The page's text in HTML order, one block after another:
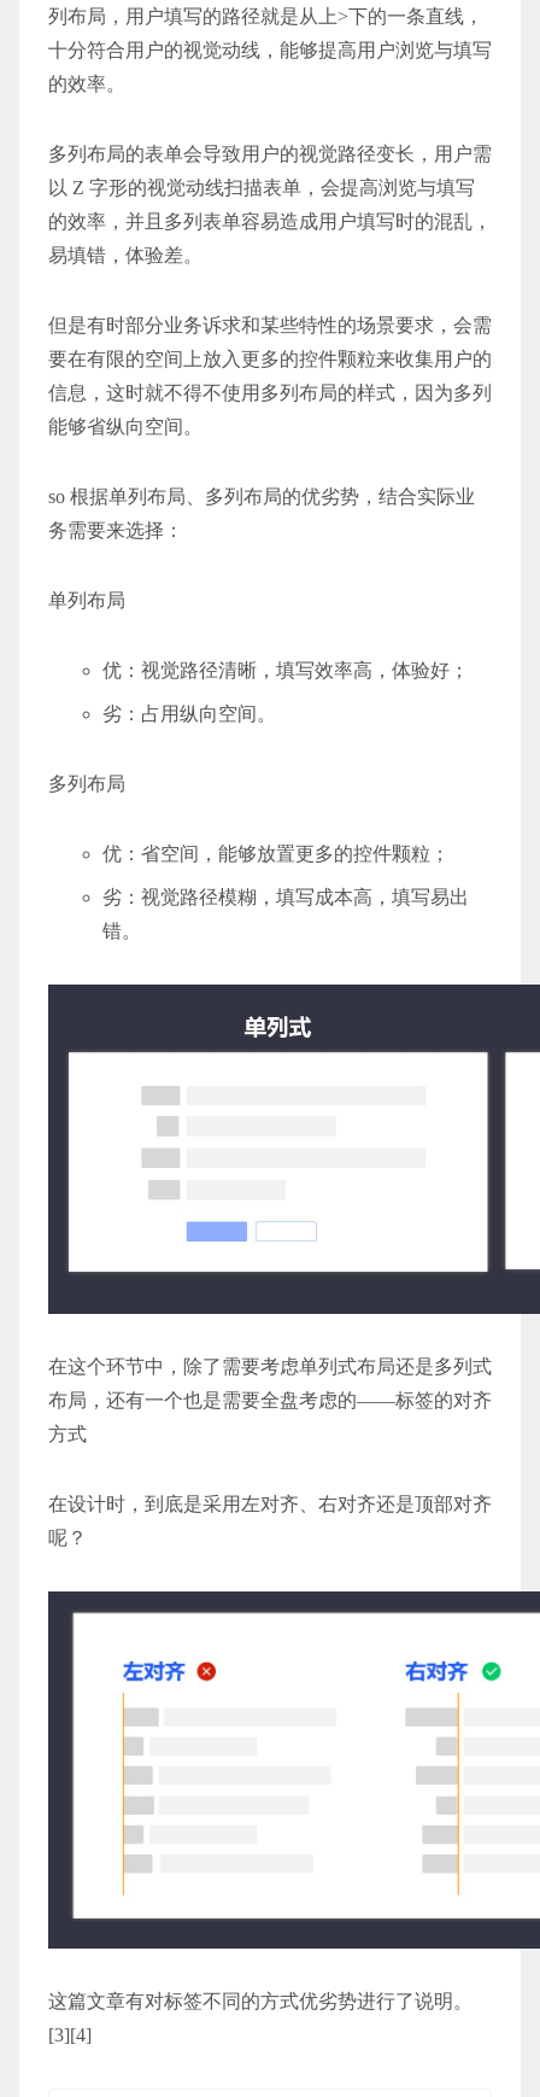
列布局，用户填写的路径就是从上>下的一条直线，
十分符合用户的视觉动线，能够提高用户浏览与填写
的效率。
多列布局的表单会导致用户的视觉路径变长，用户需
以 Z 字形的视觉动线扫描表单，会提高浏览与填写
的效率，并且多列表单容易造成用户填写时的混乱，
易填错，体验差。
但是有时部分业务诉求和某些特性的场景要求，会需
要在有限的空间上放入更多的控件颗粒来收集用户的
信息，这时就不得不使用多列布局的样式，因为多列
能够省纵向空间。
so 根据单列布局、多列布局的优劣势，结合实际业
务需要来选择：
单列布局
优：视觉路径清晰，填写效率高，体验好；
劣：占用纵向空间。
多列布局
优：省空间，能够放置更多的控件颗粒；
劣：视觉路径模糊，填写成本高，填写易出
错。
在这个环节中，除了需要考虑单列式布局还是多列式
布局，还有一个也是需要全盘考虑的——标签的对齐
方式
在设计时，到底是采用左对齐、右对齐还是顶部对齐
呢？
这篇文章有对标签不同的方式优劣势进行了说明。
[3][4]